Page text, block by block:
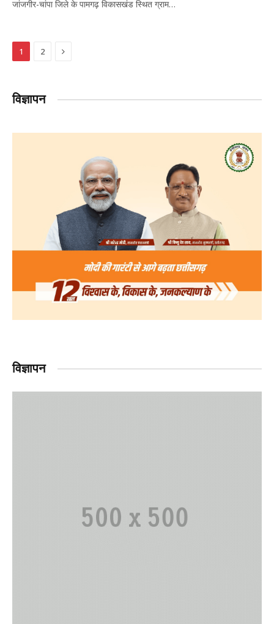
जांजगीर-चांपा जिले के पामगढ़ विकासखंड स्थित ग्राम…
1 2 Next
विज्ञापन
विज्ञापन